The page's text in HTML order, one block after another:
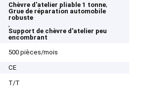
Chèvre d'atelier pliable 1 tonne,
Grue de réparation automobile
robuste
,
Support de chèvre d'atelier peu
encombrant
500 pièces/mois
CE
T/T